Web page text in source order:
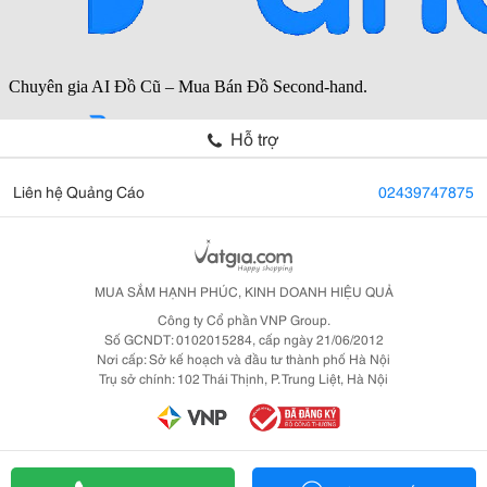
Hỗ trợ
Liên hệ Quảng Cáo 02439747875
MUA SẮM HẠNH PHÚC, KINH DOANH HIỆU QUẢ
Công ty Cổ phần VNP Group.
Số GCNDT: 0102015284, cấp ngày 21/06/2012
Nơi cấp: Sở kế hoạch và đầu tư thành phố Hà Nội
Trụ sở chính: 102 Thái Thịnh, P. Trung Liệt, Hà Nội